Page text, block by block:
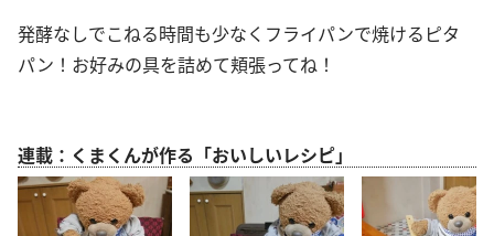
発酵なしでこねる時間も少なくフライパンで焼けるピタ
パン！お好みの具を詰めて頬張ってね！
連載：くまくんが作る「おいしいレシピ」